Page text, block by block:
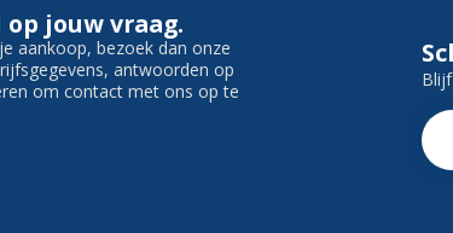
jouw vraag.
aankoop, bezoek dan onze
antwoorden op
om contact met ons op te